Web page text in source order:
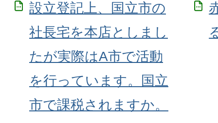
設立登記上、国立市の
社長宅を本店としまし
たが実際はA市で活動
を行っています。国立
市で課税されますか。